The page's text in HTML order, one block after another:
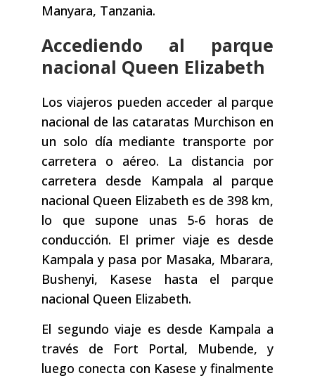
Manyara, Tanzania.
Accediendo al parque
nacional Queen Elizabeth
Los viajeros pueden acceder al parque
nacional de las cataratas Murchison en
un solo día mediante transporte por
carretera o aéreo. La distancia por
carretera desde Kampala al parque
nacional Queen Elizabeth es de 398 km,
lo que supone unas 5-6 horas de
conducción. El primer viaje es desde
Kampala y pasa por Masaka, Mbarara,
Bushenyi, Kasese hasta el parque
nacional Queen Elizabeth.
El segundo viaje es desde Kampala a
través de Fort Portal, Mubende, y
luego conecta con Kasese y finalmente